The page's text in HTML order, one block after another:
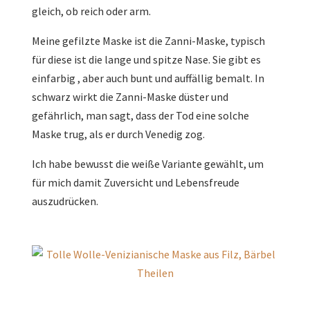
gleich, ob reich oder arm.
Meine gefilzte Maske ist die Zanni-Maske, typisch
für diese ist die lange und spitze Nase. Sie gibt es
einfarbig , aber auch bunt und auffällig bemalt. In
schwarz wirkt die Zanni-Maske düster und
gefährlich, man sagt, dass der Tod eine solche
Maske trug, als er durch Venedig zog.
Ich habe bewusst die weiße Variante gewählt, um
für mich damit Zuversicht und Lebensfreude
auszudrücken.